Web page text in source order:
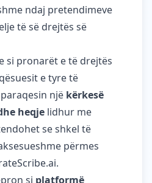
ndaj pretendimeve
të së drejtës së
si pronarët e të drejtës
e tyre të
një kërkesë
heqje lidhur me
se shkel të
përmes
si platformë